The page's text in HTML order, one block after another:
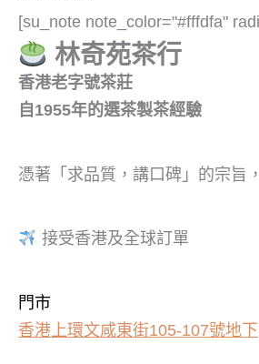
[su_note note_color="#fffdfa"
林奇苑茶行
香港老字號茶莊
自1955年的選茶製茶經驗
憑著「求品質，講口碑」的宗旨
接受香港及全球訂單
門市
香港上環文咸東街105-107號地下